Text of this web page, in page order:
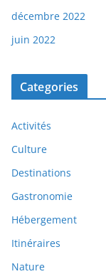
décembre 2022
juin 2022
Categories
Activités
Culture
Destinations
Gastronomie
Hébergement
Itinéraires
Nature